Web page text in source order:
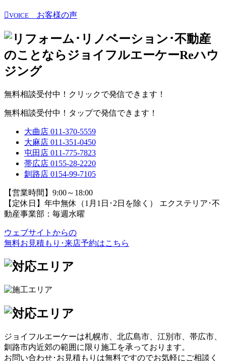
VOICE お客様の声
無料相談受付中！クリックで発信できます！
無料相談受付中！タップで発信できます！
大曲店 011-370-5559
大麻店 011-351-0450
屯田店 011-775-7823
帯広店 0155-28-2220
釧路店 0154-99-7105
【営業時間】9:00～18:00
【定休日】年中無休（1月1日･2日を除く） エクステリア･不
動産事業部：毎週水曜
ウェブサイトからの
無料お見積もり･来店予約はこちら
ジョイフルエーケーは札幌市、北広島市、江別市、帯広市、
釧路市内近郊の範囲に限り施工を承っております。
お問い合わせ･お見積もりは無料ですのでお気軽にご相談く